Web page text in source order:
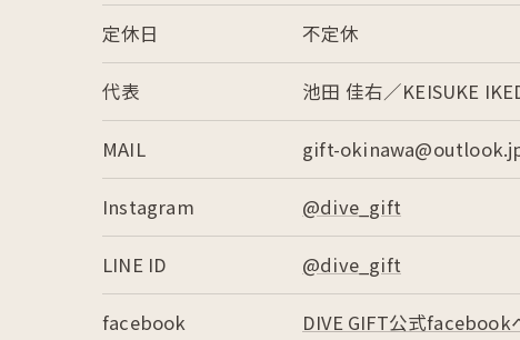
定休日 不定休
代表 池田 佳右／KEISUKE
MAIL gift-
Instagram @dive_gift
LINE ID @dive_gift
facebook DIVE GIFT公式facebook